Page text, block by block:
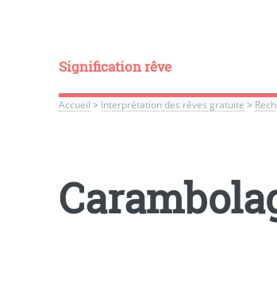
Signification rêve
Accueil > Interprétation des rêves gratuite >